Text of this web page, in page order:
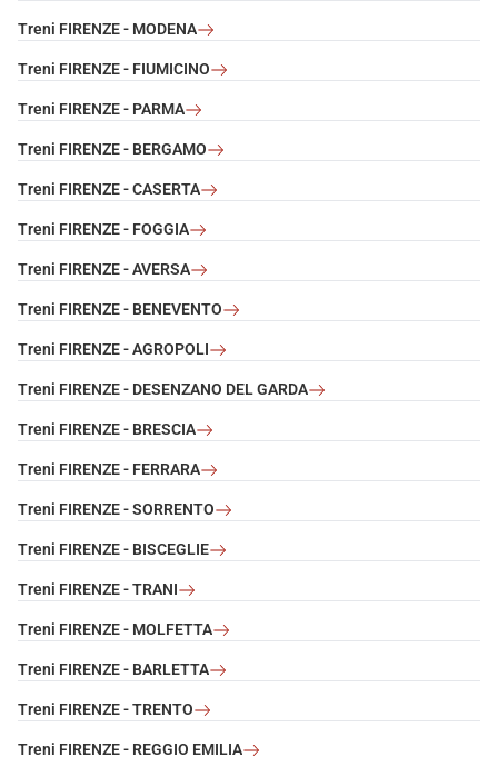
Treni FIRENZE - MODENA
Treni FIRENZE - FIUMICINO
Treni FIRENZE - PARMA
Treni FIRENZE - BERGAMO
Treni FIRENZE - CASERTA
Treni FIRENZE - FOGGIA
Treni FIRENZE - AVERSA
Treni FIRENZE - BENEVENTO
Treni FIRENZE - AGROPOLI
Treni FIRENZE - DESENZANO DEL GARDA
Treni FIRENZE - BRESCIA
Treni FIRENZE - FERRARA
Treni FIRENZE - SORRENTO
Treni FIRENZE - BISCEGLIE
Treni FIRENZE - TRANI
Treni FIRENZE - MOLFETTA
Treni FIRENZE - BARLETTA
Treni FIRENZE - TRENTO
Treni FIRENZE - REGGIO EMILIA